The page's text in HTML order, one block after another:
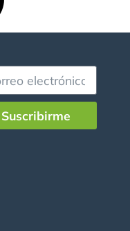
Suscribirme